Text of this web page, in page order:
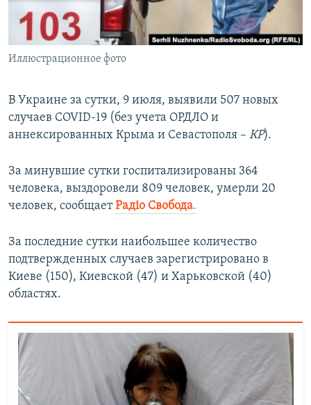
ПОБЕДИТЕЛЕЙ НЕ СУДЯТ?
КРЫМ.НЕПОКОРЕННЫЙ
ELIFBE
ПРИСОЕДИНЯЙТЕСЬ!
Все сайты RFE/RL
Иллюстрационное фото
В Украине за сутки, 9 июля, выявили 507 новых
случаев COVID-19 (без учета ОРДЛО и
аннексированных Крыма и Севастополя – КР).
За минувшие сутки госпитализированы 364
человека, выздоровели 809 человек, умерли 20
человек, сообщаетРадіо Свобода.
За последние сутки наибольшее количество
подтвержденных случаев зарегистрировано в
Киеве (150), Киевской (47) и Харьковской (40)
областях.